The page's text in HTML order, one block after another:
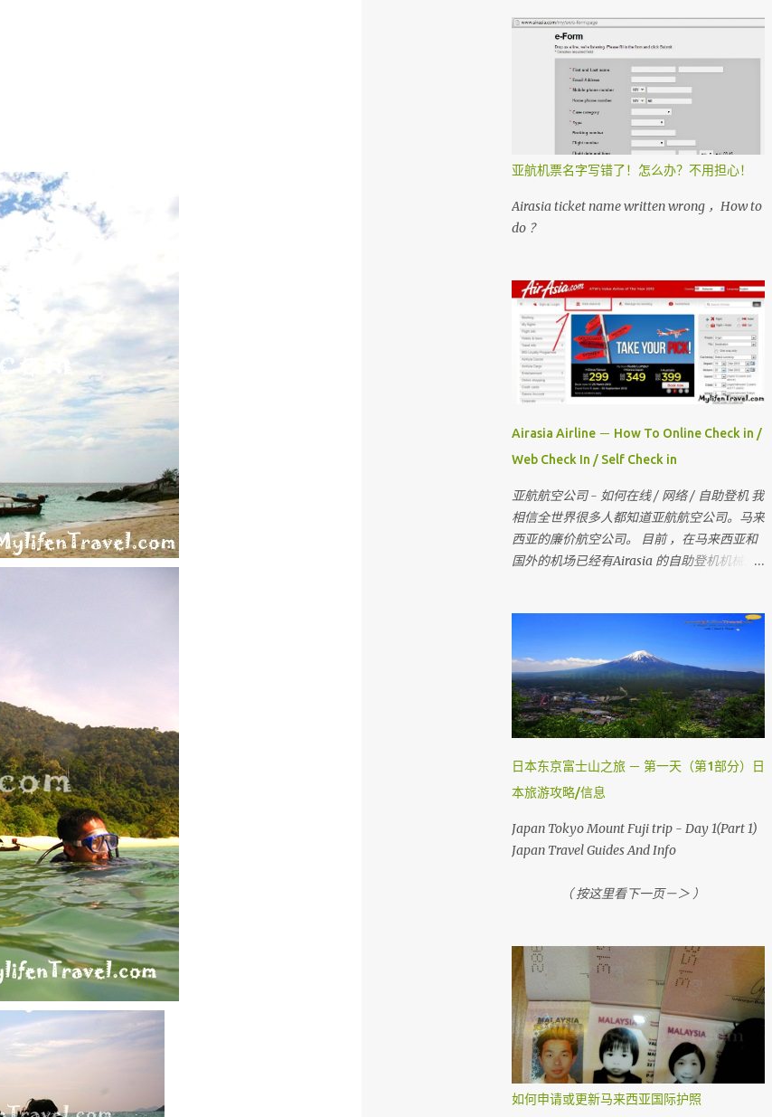
人是不是不能成功？ 我们孩子上学是免费的
， 去政府医院是不用付钱
亚航机票名字写错了！怎么办？不用担心！
Airasia ticket name written wrong ，How to
do ？
Airasia Airline － How To Online Check in /
Web Check In / Self Check in
亚航航空公司 - 如何在线 / 网络 / 自助登机 我
相信全世界很多人都知道亚航航空公司。马来
西亚的廉价航空公司。 目前 ，在马来西亚和
国外的机场已经有Airasia 的自助登机机械。
是要多给额外的手续费 。 所以 ， 记得在去机
场前在家里自己做自助登机 。 要怎样做？？
今天我就来教教大家 请记住，你可以在起飞
时间前四小时网上办理登机手续 。四小时后
，就需要到机场自助登机机械办理登机手续。
国内航班如吉隆坡，古晋，哥打京那巴鲁，柔
佛，槟城等等前，在1个小时前还可以网上办
理登机手续。 （ Airasia 会任何时刻会有变动
， 请上网检查 ） 首先，去 亚洲航空网站 。
然后你会看到 Web Check in ， 按它
日本东京富士山之旅 － 第一天（第1部分）日
本旅游攻略/信息
Japan Tokyo Mount Fuji trip - Day 1(Part 1)
Japan Travel Guides And Info
（ 按这里看下一页－＞ ）
如何申请或更新马来西亚国际护照